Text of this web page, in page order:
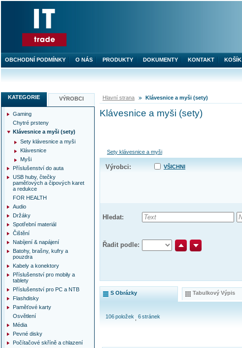
Hlavní strana Klávesnice a myši (sety)
Klávesnice a myši (sety)
Sety klávesnice a myši
Výrobci: VŠICHNI
Hledat:
Řadit podle:
S Obrázky Tabulkový Výpis
106položek 6stránek
KATEGORIE VÝROBCI
Gaming
Chytré prsteny
Klávesnice a myši (sety)
Sety klávesnice a myši
Klávesnice
Myši
Příslušenství do auta
USB huby, čtečky
paměťových a čipových karet
a redukce
FOR HEALTH
Audio
Držáky
Spotřební materiál
Čištění
Nabíjení & napájení
Batohy, brašny, kufry a
pouzdra
Kabely a konektory
Příslušenství pro mobily a
tablety
Příslušenství pro PC a NTB
Flashdisky
Paměťové karty
Osvětlení
Média
Pevné disky
Počítačové skříně a chlazení
OBCHODNÍ PODMÍNKY O NÁS PRODUKTY DOKUMENTY KONTAKT KOŠÍK